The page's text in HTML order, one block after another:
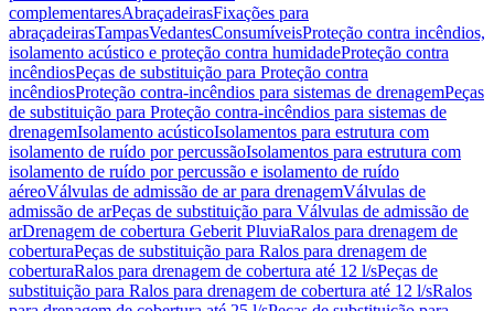
complementaresAbraçadeirasFixações para
abraçadeirasTampasVedantesConsumíveisProteção contra incêndios,
isolamento acústico e proteção contra humidadeProteção contra
incêndiosPeças de substituição para Proteção contra
incêndiosProteção contra-incêndios para sistemas de drenagemPeças
de substituição para Proteção contra-incêndios para sistemas de
drenagemIsolamento acústicoIsolamentos para estrutura com
isolamento de ruído por percussãoIsolamentos para estrutura com
isolamento de ruído por percussão e isolamento de ruído
aéreoVálvulas de admissão de ar para drenagemVálvulas de
admissão de arPeças de substituição para Válvulas de admissão de
arDrenagem de cobertura Geberit PluviaRalos para drenagem de
coberturaPeças de substituição para Ralos para drenagem de
coberturaRalos para drenagem de cobertura até 12 l/sPeças de
substituição para Ralos para drenagem de cobertura até 12 l/sRalos